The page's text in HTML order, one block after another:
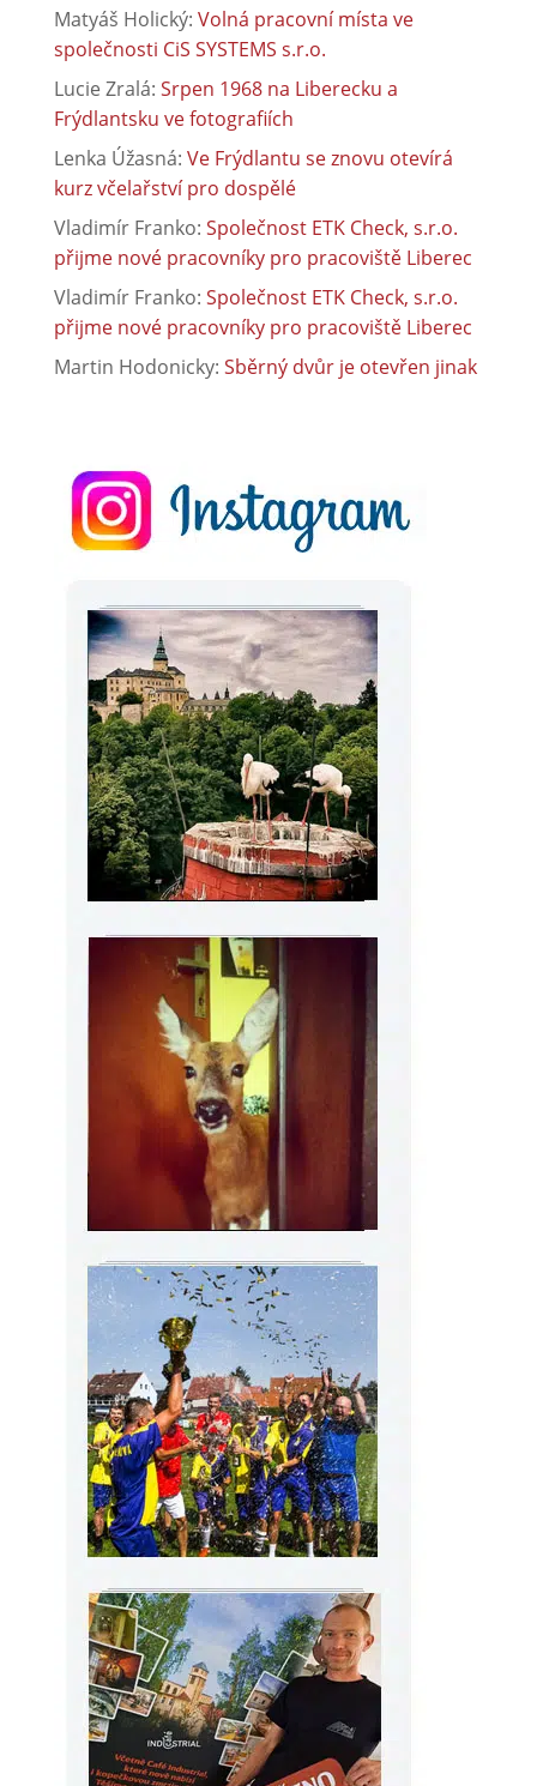
Matyáš Holický: Volná pracovní místa ve
společnosti CiS SYSTEMS s.r.o.
Lucie Zralá: Srpen 1968 na Liberecku a
Frýdlantsku ve fotografiích
Lenka Úžasná: Ve Frýdlantu se znovu otevírá
kurz včelařství pro dospělé
Vladimír Franko: Společnost ETK Check, s.r.o.
přijme nové pracovníky pro pracoviště Liberec
Vladimír Franko: Společnost ETK Check, s.r.o.
přijme nové pracovníky pro pracoviště Liberec
Martin Hodonicky: Sběrný dvůr je otevřen jinak